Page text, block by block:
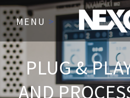
MENU >
PLUG &
AND